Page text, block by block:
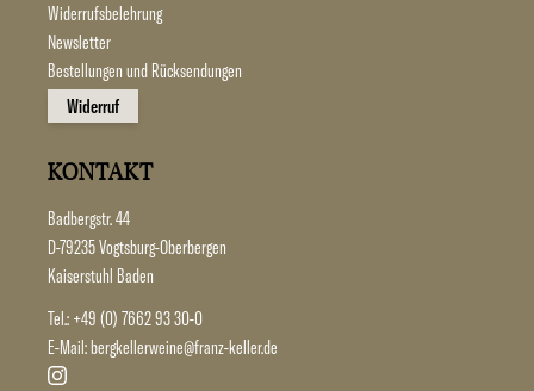
Widerrufsbelehrung
Newsletter
Bestellungen und Rücksendungen
Widerruf
KONTAKT
Badbergstr. 44
D-79235 Vogtsburg-Oberbergen
Kaiserstuhl Baden
Tel.: +49 (0) 7662 93 30-0
E-Mail:bergkellerweine@franz-keller.de